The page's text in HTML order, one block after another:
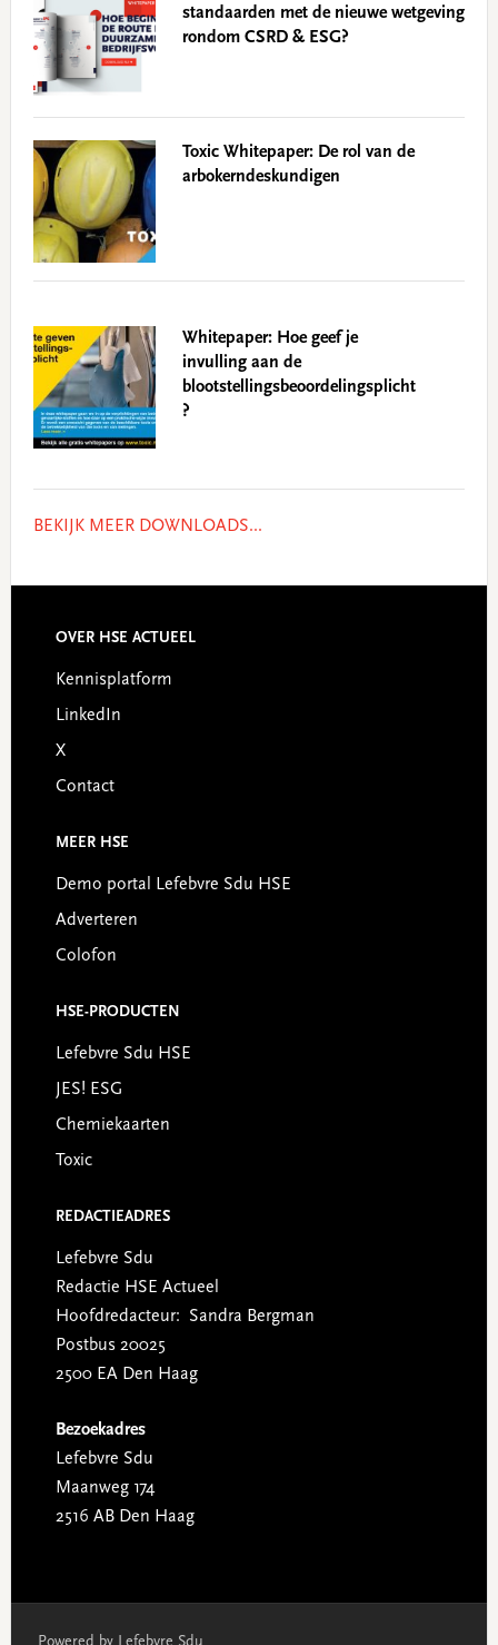
standaarden met de nieuwe wetgeving
rondom CSRD & ESG?
Toxic Whitepaper: De rol van de
arbokerndeskundigen
Whitepaper: Hoe geef je
invulling aan de
blootstellingsbeoordelingsplicht
?
BEKIJK MEER DOWNLOADS...
Footer
OVER HSE ACTUEEL
Kennisplatform
LinkedIn
X
Contact
MEER HSE
Demo portal Lefebvre Sdu HSE
Adverteren
Colofon
HSE-PRODUCTEN
Lefebvre Sdu HSE
JES! ESG
Chemiekaarten
Toxic
REDACTIEADRES
Lefebvre Sdu
Redactie HSE Actueel
Hoofdredacteur: Sandra Bergman
Postbus 20025
2500 EA Den Haag
Bezoekadres
Lefebvre Sdu
Maanweg 174
2516 AB Den Haag